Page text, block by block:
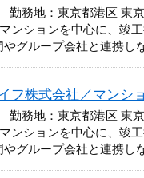
務地：東京都港区 東京
ンションを中心に、竣
グループ会社と連携し
フ株式会社／マンシ
務地：東京都港区 東京
ンションを中心に、竣
グループ会社と連携し